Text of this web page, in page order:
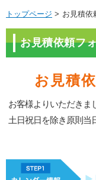
トップページ お見積依
お見積依頼フ
お見積
お客様よりいただきま
土日祝日を除き原則当